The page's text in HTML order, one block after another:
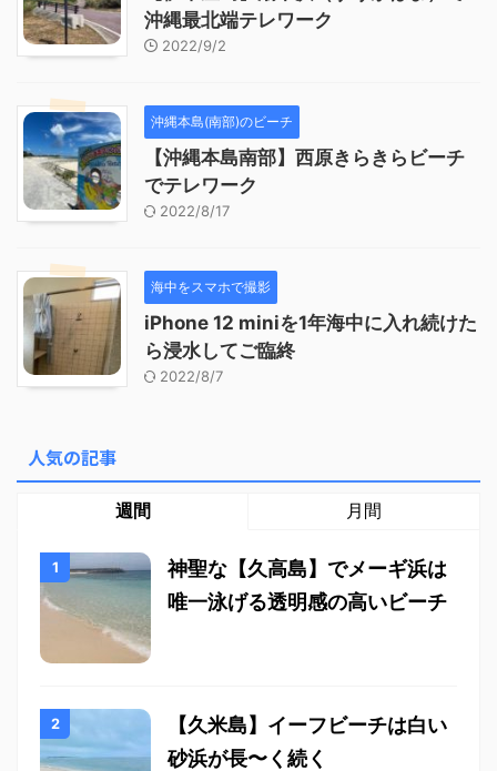
沖縄最北端テレワーク
2022/9/2
沖縄本島(南部)のビーチ
【沖縄本島南部】西原きらきらビーチ
でテレワーク
2022/8/17
海中をスマホで撮影
iPhone 12 miniを1年海中に入れ続けた
ら浸水してご臨終
2022/8/7
人気の記事
週間 月間
神聖な【久高島】でメーギ浜は
唯一泳げる透明感の高いビーチ
【久米島】イーフビーチは白い
砂浜が長〜く続く